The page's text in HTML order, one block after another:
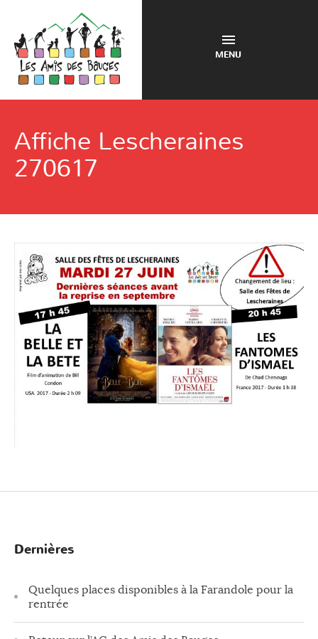
MENU
Affiche Lescheraines
270617
Dernières
Quelques places disponibles à la Farandole pour la
rentrée